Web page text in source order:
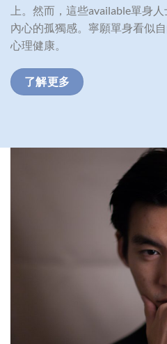
上。然而，這些available單身
內心的孤獨感。寧願單身看似
心理健康。
了解更多